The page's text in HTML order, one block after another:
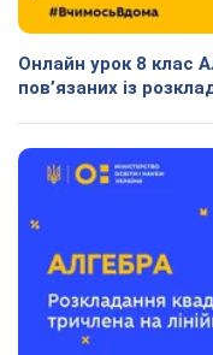
Онлайн урок 8 клас
пов’язаних із